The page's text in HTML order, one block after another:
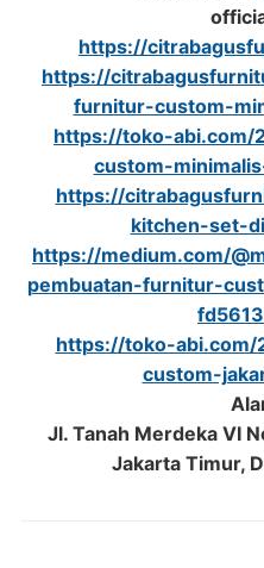
https://
https://
furnitur-custom-
https://toko-
custom-
https://
kitchen-set-
https://medium.com/
pembuatan-furnitur-
https://toko-
custom-
Jl. Tanah Merdeka VI
Jakarta Timur,